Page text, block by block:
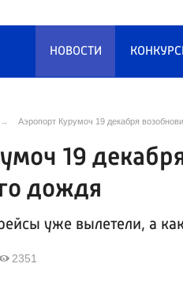
НОВОСТИ
Аэропорт Курумоч 19 декабря
19
дождя
уже вылетели, а
2351